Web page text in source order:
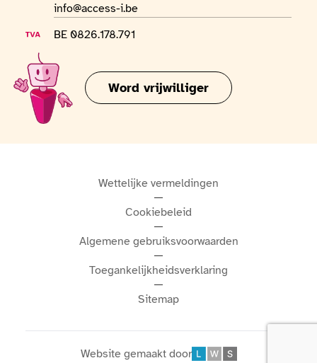
E-mailadres
info@access-i.be
BTW-nummer
BE 0826.178.791
Word vrijwilliger
Wettelijke vermeldingen
Cookiebeleid
Algemene gebruiksvoorwaarden
Toegankelijkheidsverklaring
Sitemap
Website gemaakt door